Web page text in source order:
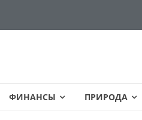
ФИНАНСЫ ПРИРОДА